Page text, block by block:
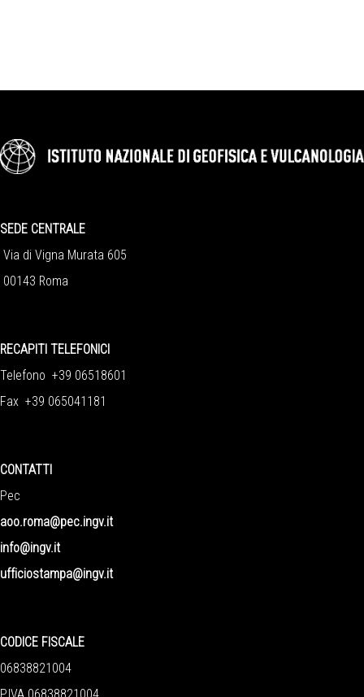
SEDE CENTRALE
Via di Vigna Murata 605
00143 Roma
RECAPITI TELEFONICI
Telefono +39 06518601
Fax +39 065041181
CONTATTI
Pec
aoo.roma@pec.ingv.it
info@ingv.it
ufficiostampa@ingv.it
CODICE FISCALE
06838821004